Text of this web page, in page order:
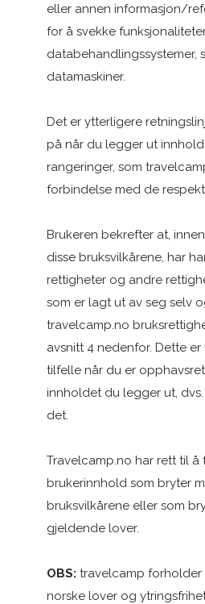
eller annen informasjon/
for å svekke
databehandlingssystemer,
datamaskiner.
Det er ytterligere
på når du legger ut
rangeringer, som
forbindelse med de
Brukeren bekrefter at,
disse bruksvilkårene, har
rettigheter og andre
som er lagt ut av seg selv
travelcamp.no
avsnitt 4 nedenfor. Dette
tilfelle når du er
innholdet du legger ut,
det.
Travelcamp.no har rett til å
brukerinnhold som bryter
bruksvilkårene eller som
gjeldende lover.
OBS: travelcamp
norske lover og